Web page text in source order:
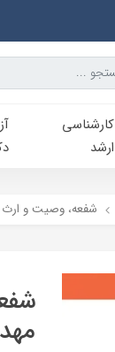
کارشناسی‌
ارشد
شفعه، وصیت و ارث (کمک